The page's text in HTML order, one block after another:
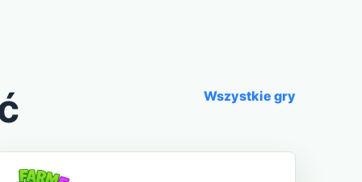
Wszystkie gry